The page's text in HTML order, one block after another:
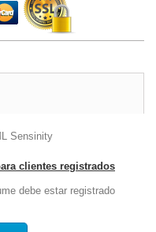
Sensinity
clientes registrados
debe estar registrado